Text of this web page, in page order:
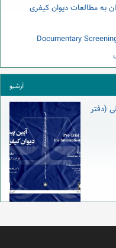
به مطالعات دیوان کیفری
Documentary
آرشیو
(دفتر